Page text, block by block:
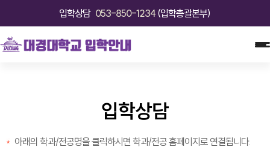
입학상담 053-850-1234 (입학총괄본부)
입학상담
아래의 학과/전공명을 클릭하시면 학과/전공 홈페이지로 연결됩니다.